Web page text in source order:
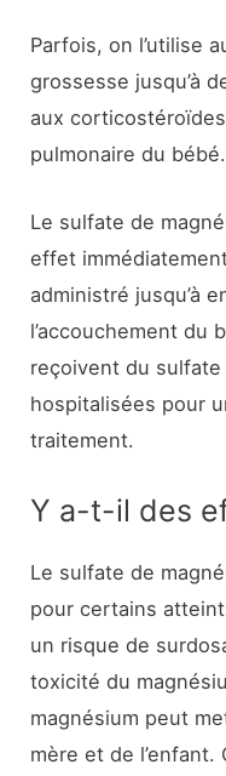
Parfois, on l’utilise
grossesse jusqu’à
aux
pulmonaire du bébé.
Le sulfate de
effet
administré jusqu’à
l’accouchement du
reçoivent du
hospitalisées pour
traitement.
Y a-t-il des
Le sulfate de
pour certains
un risque de
toxicité du
magnésium peut
mère et de